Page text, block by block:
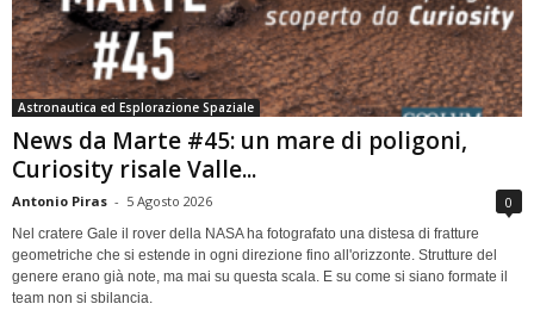
Astronautica ed Esplorazione Spaziale
News da Marte #45: un mare di poligoni,
Curiosity risale Valle...
Antonio Piras - 5 Agosto 2026 0
Nel cratere Gale il rover della NASA ha fotografato una distesa di fratture
geometriche che si estende in ogni direzione fino all'orizzonte. Strutture del
genere erano già note, ma mai su questa scala. E su come si siano formate il
team non si sbilancia.